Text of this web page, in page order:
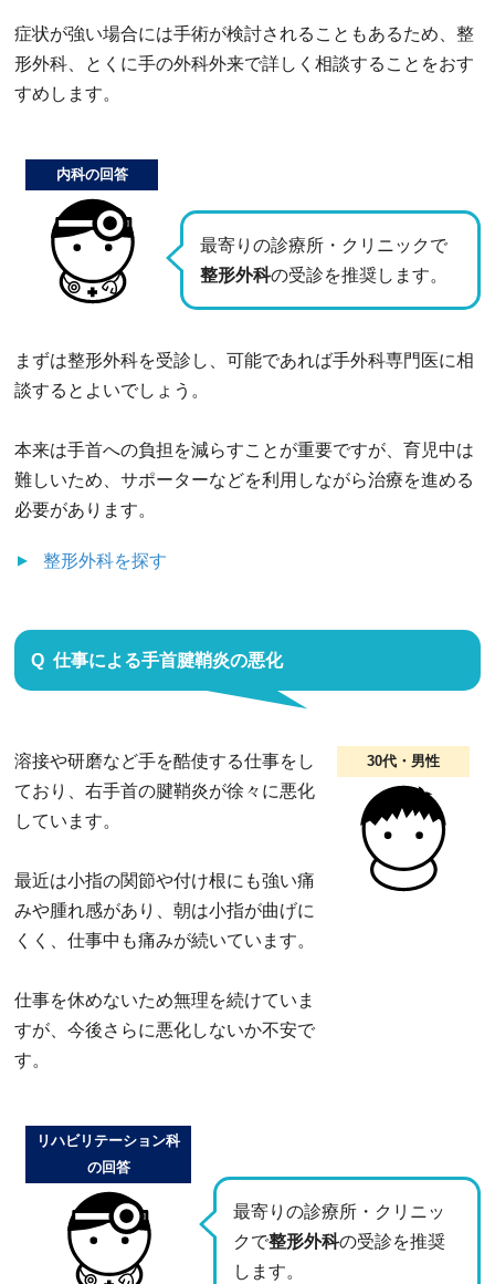
症状が強い場合には手術が検討されることもあるため、整
形外科、とくに手の外科外来で詳しく相談することをおす
すめします。
最寄りの診療所・クリニックで
整形外科の受診を推奨します。
内科の回答
まずは整形外科を受診し、可能であれば手外科専門医に相
談するとよいでしょう。
本来は手首への負担を減らすことが重要ですが、育児中は
難しいため、サポーターなどを利用しながら治療を進める
必要があります。
整形外科を探す
仕事による手首腱鞘炎の悪化
30代・男性
溶接や研磨など手を酷使する仕事をし
ており、右手首の腱鞘炎が徐々に悪化
しています。
最近は小指の関節や付け根にも強い痛
みや腫れ感があり、朝は小指が曲げに
くく、仕事中も痛みが続いています。
仕事を休めないため無理を続けていま
すが、今後さらに悪化しないか不安で
す。
最寄りの診療所・クリニッ
クで整形外科の受診を推奨
します。
リハビリテーション科
の回答